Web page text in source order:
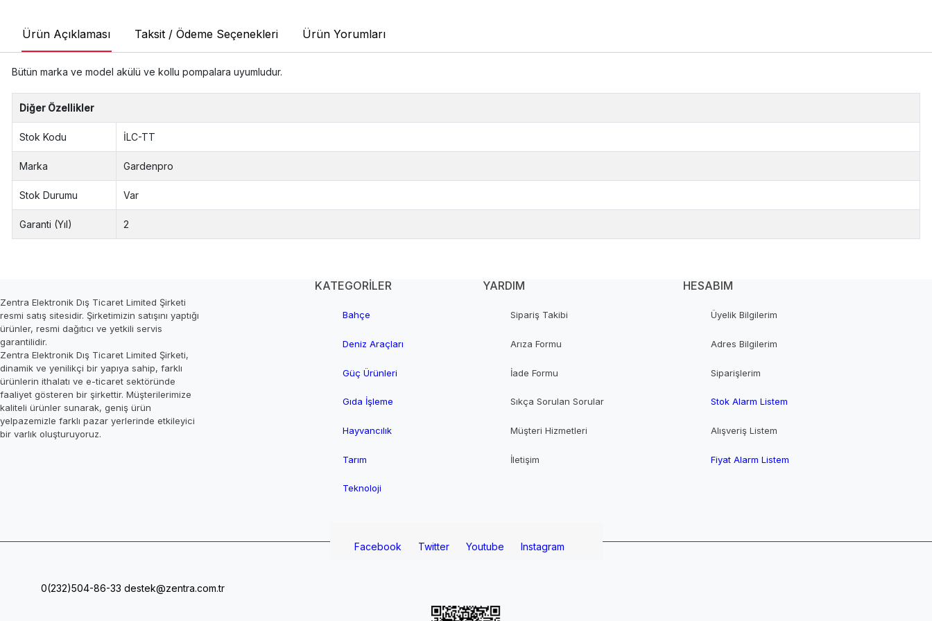
Ürün Açıklaması Taksit / Ödeme Seçenekleri Ürün Yorumları
Bütün marka ve model akülü ve kollu pompalara uyumludur.
Diğer Özellikler
Stok Kodu İLC-TT
Marka Gardenpro
Stok Durumu Var
Garanti (Yıl) 2
Zentra Elektronik Dış Ticaret Limited Şirketi
resmi satış sitesidir. Şirketimizin satışını yaptığı
ürünler, resmi dağıtıcı ve yetkili servis
garantilidir.
Zentra Elektronik Dış Ticaret Limited Şirketi,
dinamik ve yenilikçi bir yapıya sahip, farklı
ürünlerin ithalatı ve e-ticaret sektöründe
faaliyet gösteren bir şirkettir. Müşterilerimize
kaliteli ürünler sunarak, geniş ürün
yelpazemizle farklı pazar yerlerinde etkileyici
bir varlık oluşturuyoruz.
KATEGORİLER
Bahçe
Deniz Araçları
Güç Ürünleri
Gıda İşleme
Hayvancılık
Tarım
Teknoloji
YARDIM
Sipariş Takibi
Arıza Formu
İade Formu
Sıkça Sorulan Sorular
Müşteri Hizmetleri
İletişim
HESABIM
Üyelik Bilgilerim
Adres Bilgilerim
Siparişlerim
Stok Alarm Listem
Alışveriş Listem
Fiyat Alarm Listem
Facebook Twitter Youtube Instagram
0(232)504-86-33 destek@zentra.com.tr